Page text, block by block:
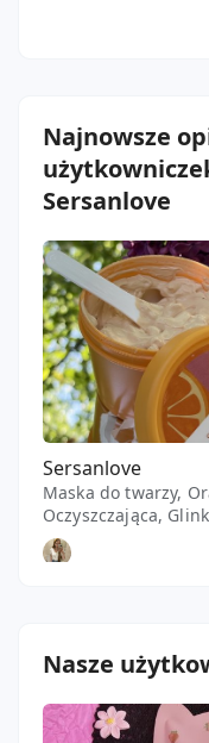
Najnowsze
Sersanlove
Sersanlove
Maska do twarzy,
Oczyszczająca,
Nasze